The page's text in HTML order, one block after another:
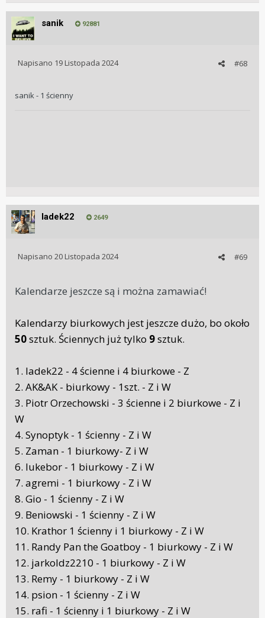
sanik 92881
#68
Napisano 19 Listopada 2024
sanik - 1 ścienny
ladek22 2649
#69
Napisano 20 Listopada 2024
Kalendarze jeszcze są i można zamawiać!
Kalendarzy biurkowych jest jeszcze dużo, bo około
50sztuk. Ściennych już tylko 9sztuk.
1. ladek22 - 4 ścienne i 4 biurkowe - Z
2. AK&AK - biurkowy - 1szt. - Z i W
3. Piotr Orzechowski - 3 ścienne i 2 biurkowe - Z i
W
4. Synoptyk - 1 ścienny - Z i W
5. Zaman - 1 biurkowy- Z i W
6. lukebor - 1 biurkowy - Z i W
7. agremi - 1 biurkowy - Z i W
8. Gio - 1 ścienny - Z i W
9. Beniowski - 1 ścienny - Z i W
10. Krathor 1 ścienny i 1 biurkowy - Z i W
11. Randy Pan the Goatboy - 1 biurkowy - Z i W
12. jarkoldz2210 - 1 biurkowy - Z i W
13. Remy - 1 biurkowy - Z i W
14. psion - 1 ścienny - Z i W
15. rafi - 1 ścienny i 1 biurkowy - Z i W